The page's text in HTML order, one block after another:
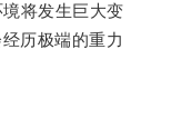
将发生巨大变
历极端的重力